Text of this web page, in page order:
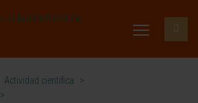
Actividad científica
>
>